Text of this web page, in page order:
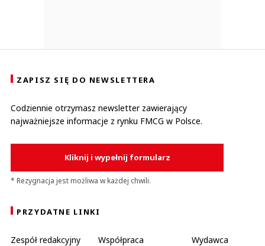
ZAPISZ SIĘ DO NEWSLETTERA
Codziennie otrzymasz newsletter zawierający
najważniejsze informacje z rynku FMCG w Polsce.
Kliknij i wypełnij formularz
* Rezygnacja jest możliwa w każdej chwili.
PRZYDATNE LINKI
Zespół redakcyjny Współpraca
Wydawca